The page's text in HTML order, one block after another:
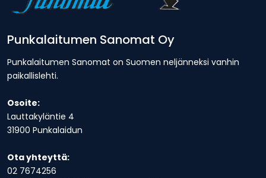
Punkalaitumen Sanomat Oy
Punkalaitumen Sanomat on Suomen neljänneksi vanhin
paikallislehti.
Osoite:
Lauttakyläntie 4
31900 Punkalaidun
Ota yhteyttä:
02 7674256